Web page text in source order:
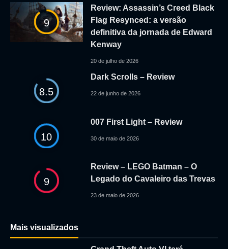
9
Review: Assassin’s Creed Black
Flag Resynced: a versão
definitiva da jornada de Edward
Kenway
20 de julho de 2026
8.5
Dark Scrolls – Review
22 de junho de 2026
10
007 First Light – Review
30 de maio de 2026
9
Review – LEGO Batman – O
Legado do Cavaleiro das Trevas
23 de maio de 2026
Mais visualizados